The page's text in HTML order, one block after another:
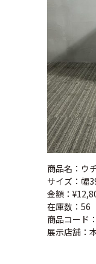
商品名：ウ
サイズ：
金額：
在庫数：56
商品コード
展示店舗：